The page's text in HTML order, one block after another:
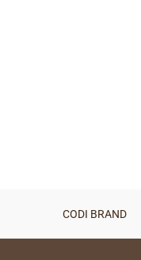
CODI BRAND